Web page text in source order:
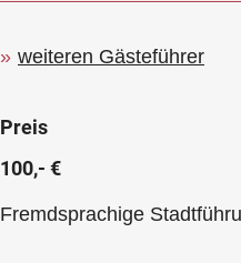
weiteren Gästeführer
Preis
100,- €
Fremdsprachige